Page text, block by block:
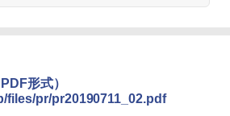
形式）
files/pr/pr20190711_02.pdf